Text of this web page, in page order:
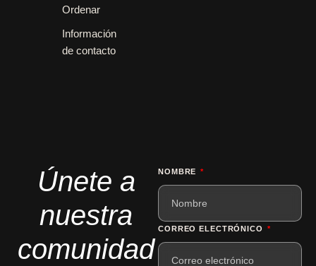
Ordenar
Información
de contacto
Únete a
nuestra
comunidad
NOMBRE
CORREO ELECTRÓNICO